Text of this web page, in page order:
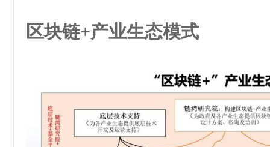
区块链+产业生态模式